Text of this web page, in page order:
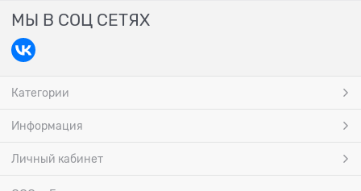
МЫ В СОЦ СЕТЯХ
Категории
Информация
Личный кабинет